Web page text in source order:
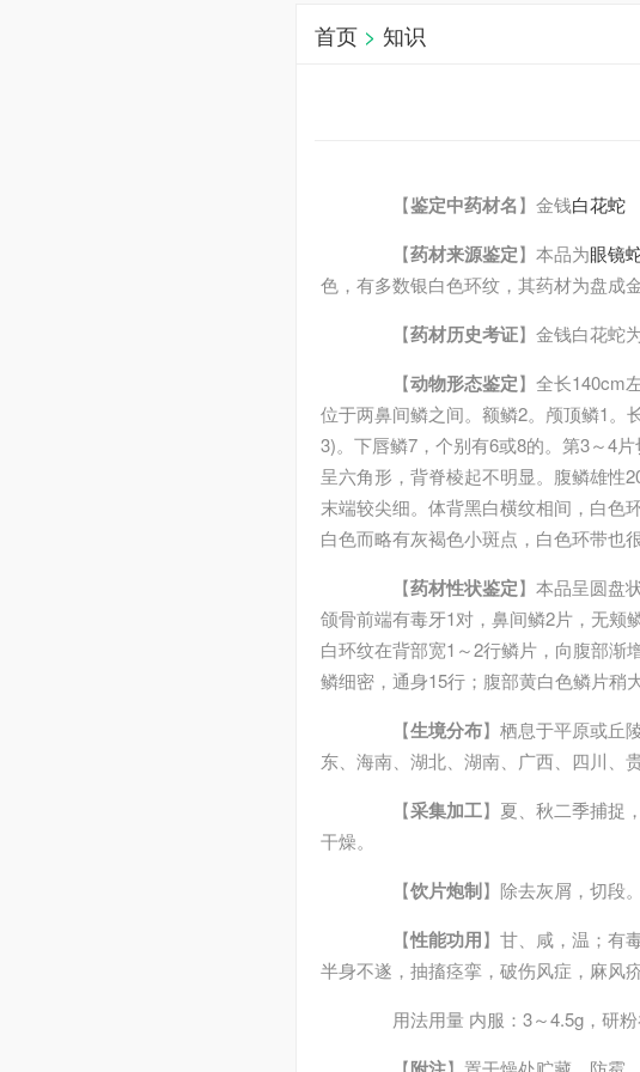
首页 > 知识
【鉴定中药材名】金钱白花蛇
【药材来源鉴定】本品为眼镜
色，有多数银白色环纹，其药材为盘成
【药材历史考证】金钱白花蛇
【动物形态鉴定】全长140cm
位于两鼻间鳞之间。额鳞2。颅顶鳞1。
3)。下唇鳞7，个别有6或8的。第3～4
呈六角形，背脊棱起不明显。腹鳞雄性
末端较尖细。体背黑白横纹相间，白色
白色而略有灰褐色小斑点，白色环带也很
【药材性状鉴定】本品呈圆盘
颌骨前端有毒牙1对，鼻间鳞2片，无颊
白环纹在背部宽1～2行鳞片，向腹部渐
鳞细密，通身15行；腹部黄白色鳞片稍
【生境分布】栖息于平原或丘
东、海南、湖北、湖南、广西、四川、
【采集加工】夏、秋二季捕捉
干燥。
【饮片炮制】除去灰屑，切段。
【性能功用】甘、咸，温；有
半身不遂，抽搐痉挛，破伤风症，麻风
用法用量 内服：3～4.5g，研粉